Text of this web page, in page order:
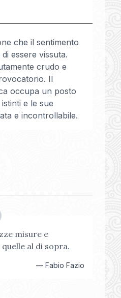
che il sentimento
essere vissuta.
crudo e
Il
occupa un posto
e le sue
e incontrollabile.
misure e
al di sopra.
— Fabio Fazio